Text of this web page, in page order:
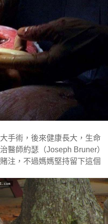
手術，後來健康長大，生命
醫師約瑟（Joseph Bruner）
注，不過媽媽堅持留下這個